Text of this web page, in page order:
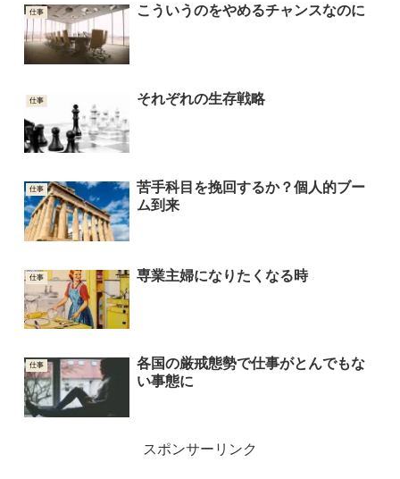
仕事 こういうのをやめるチャンスなのに
仕事 それぞれの生存戦略
仕事
苦手科目を挽回するか？個人的ブー
ム到来
仕事 専業主婦になりたくなる時
仕事
各国の厳戒態勢で仕事がとんでもな
い事態に
スポンサーリンク